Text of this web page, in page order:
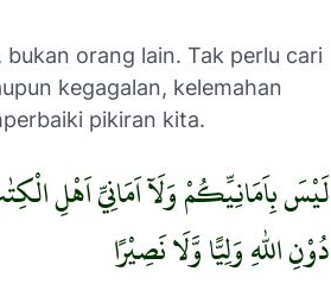
orang lain. Tak perlu cari
kegagalan, kelemahan
pikiran kita.
لَيْسَ بِاَمَانِيِّكُمْ وَلَآ اَمَانِيِّ اَهْلِ
دُوْنِ اللّٰهِ وَلِيًّا وَّلَا نَصِيْرًا